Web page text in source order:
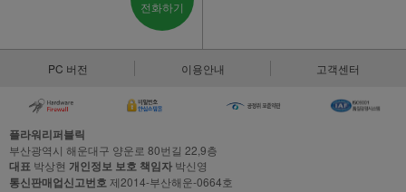
전화하기
PC 버전 이용안내 고객센터
플라워리퍼블릭
부산광역시 해운대구 양운로 80번길 22,9층
대표 박상현 개인정보 보호 책임자 박신영
통신판매업신고번호제2014-부산해운-0664호